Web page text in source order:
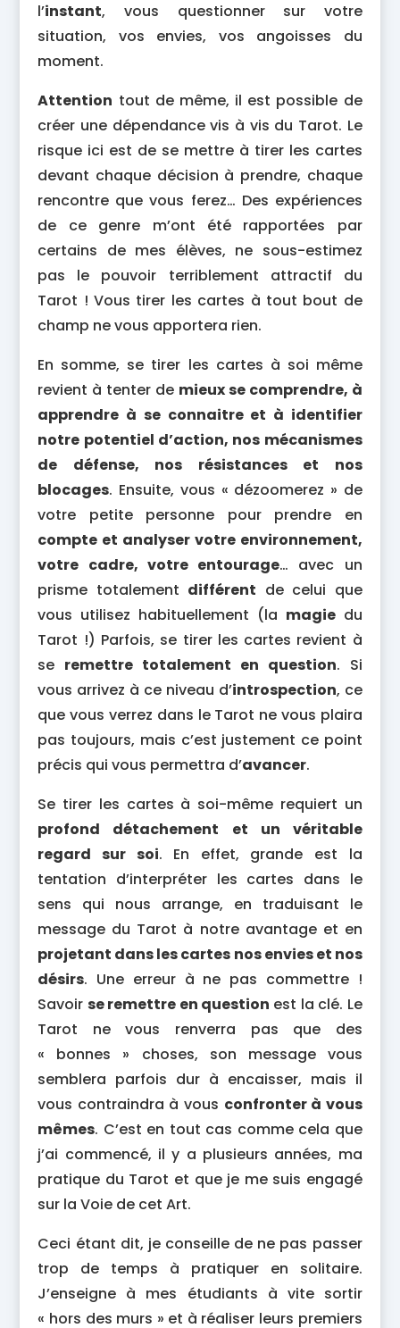
l’instant, vous questionner sur votre
situation, vos envies, vos angoisses du
moment.
Attention tout de même, il est possible de
créer une dépendance vis à vis du Tarot. Le
risque ici est de se mettre à tirer les cartes
devant chaque décision à prendre, chaque
rencontre que vous ferez… Des expériences
de ce genre m’ont été rapportées par
certains de mes élèves, ne sous-estimez
pas le pouvoir terriblement attractif du
Tarot ! Vous tirer les cartes à tout bout de
champ ne vous apportera rien.
En somme, se tirer les cartes à soi même
revient à tenter de mieux se comprendre, à
apprendre à se connaitre et à identifier
notre potentiel d’action, nos mécanismes
de défense, nos résistances et nos
blocages. Ensuite, vous « dézoomerez » de
votre petite personne pour prendre en
compte et analyser votre environnement,
votre cadre, votre entourage… avec un
prisme totalement différent de celui que
vous utilisez habituellement (la magiedu
Tarot !) Parfois, se tirer les cartes revient à
se remettre totalement en question. Si
vous arrivez à ce niveau d’introspection, ce
que vous verrez dans le Tarot ne vous plaira
pas toujours, mais c’est justement ce point
précis qui vous permettra d’avancer.
Se tirer les cartes à soi-même requiert un
profond détachement et un véritable
regard sur soi. En effet, grande est la
tentation d’interpréter les cartes dans le
sens qui nous arrange, en traduisant le
message du Tarot à notre avantage et en
projetant dans les cartes nos envies et nos
désirs. Une erreur à ne pas commettre !
Savoir se remettre en question est la clé. Le
Tarot ne vous renverra pas que des
« bonnes » choses, son message vous
semblera parfois dur à encaisser, mais il
vous contraindra à vous confronter à vous
mêmes. C’est en tout cas comme cela que
j’ai commencé, il y a plusieurs années, ma
pratique du Tarot et que je me suis engagé
sur la Voie de cet Art.
Ceci étant dit, je conseille de ne pas passer
trop de temps à pratiquer en solitaire.
J’enseigne à mes étudiants à vite sortir
« hors des murs » et à réaliser leurs premiers